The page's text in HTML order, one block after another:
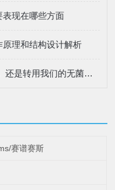
表现在哪些方面
原理和结构设计解析
老客户用了友商的无菌产品后， 还是转用我们的无菌产品
赛谱赛斯